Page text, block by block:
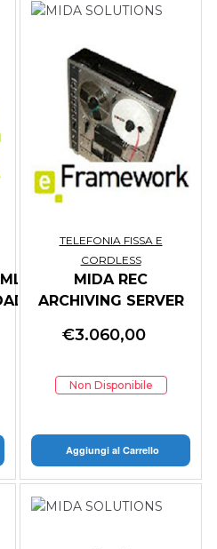
TELEFONIA FISSA E
CORDLESS
MIDA REC
ARCHIVING SERVER
€3.060,00
Non Disponibile
Aggiungi al Carrello